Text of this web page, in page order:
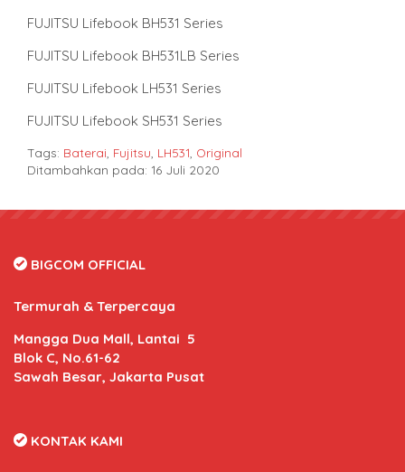
FUJITSU Lifebook BH531 Series
FUJITSU Lifebook BH531LB Series
FUJITSU Lifebook LH531 Series
FUJITSU Lifebook SH531 Series
Tags: Baterai Fujitsu LH531 Original
Ditambahkan pada: 16 Juli 2020
BIGCOM OFFICIAL
Termurah & Terpercaya
Mangga Dua Mall, Lantai 5
Blok C, No.61-62
Sawah Besar, Jakarta Pusat
KONTAK KAMI